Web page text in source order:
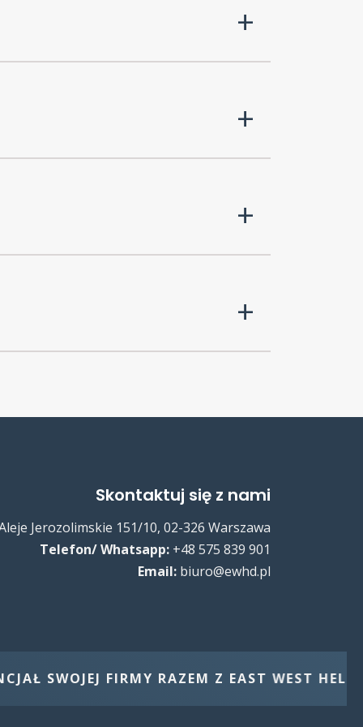
+
+
+
+
Skontaktuj się z nami
Jerozolimskie 151/10, 02-326 Warszawa
Telefon/ Whatsapp: +48 575 839 901
Email: biuro@ewhd.pl
FIRMY RAZEM Z EAST WEST HELP